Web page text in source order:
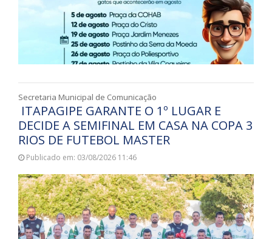
Secretaria Municipal de Comunicação
ITAPAGIPE GARANTE O 1º LUGAR E
DECIDE A SEMIFINAL EM CASA NA COPA 3
RIOS DE FUTEBOL MASTER
Publicado em: 03/08/2026 11:46